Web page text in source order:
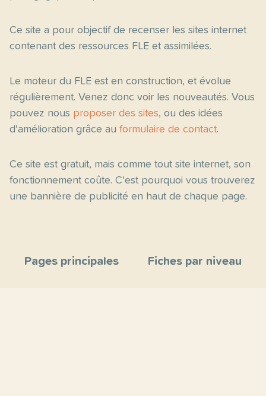
Ce site a pour objectif de recenser les sites internet
contenant des ressources FLE et assimilées.
Le moteur du FLE est en construction, et évolue
régulièrement. Venez donc voir les nouveautés. Vous
pouvez nous proposer des sites, ou des idées
d'amélioration grâce au formulaire de contact.
Ce site est gratuit, mais comme tout site internet, son
fonctionnement coûte. C'est pourquoi vous trouverez
une bannière de publicité en haut de chaque page.
Pages principales Fiches par niveau